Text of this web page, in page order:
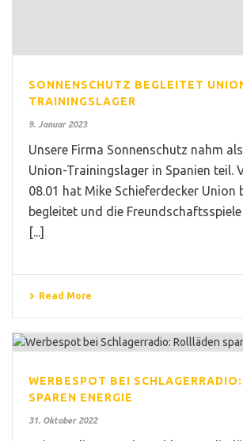
SONNENSCHUTZ BEGLEITET
TRAININGSLAGER
9. Januar 2023
Unsere Firma Sonnenschutz nahm
Union-Trainingslager in Spanien teil.
08.01 hat Mike Schieferdecker Union
begleitet und die
[...]
Read More
WERBESPOT BEI
SPAREN ENERGIE
31. Oktober 2022